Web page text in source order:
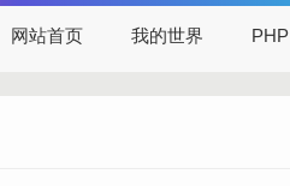
网站首页 我的世界 PHP